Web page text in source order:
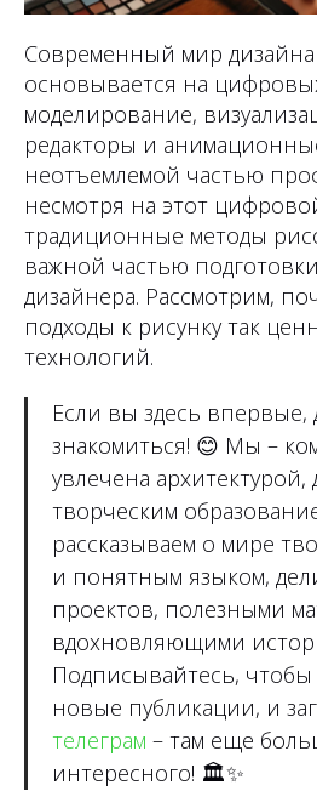
Современный мир
основывается на
моделирование,
редакторы и
неотъемлемой частью
несмотря на этот
традиционные методы
важной частью
дизайнера. Рассмотрим,
подходы к рисунку так
технологий.
Если вы здесь впервые,
знакомиться! 😊 Мы –
увлечена
творческим
рассказываем о мире
и понятным языком,
проектов, полезными
вдохновляющими
Подписывайтесь,
новые публикации, и
телеграм – там еще
интересного! 🏛✨